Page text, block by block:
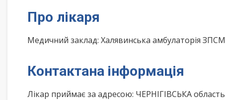
Про лікаря
Медичний заклад: Халявинська амбулаторія
Контактана інформація
Лікар приймає за адресою: ЧЕРНІГІВСЬКА